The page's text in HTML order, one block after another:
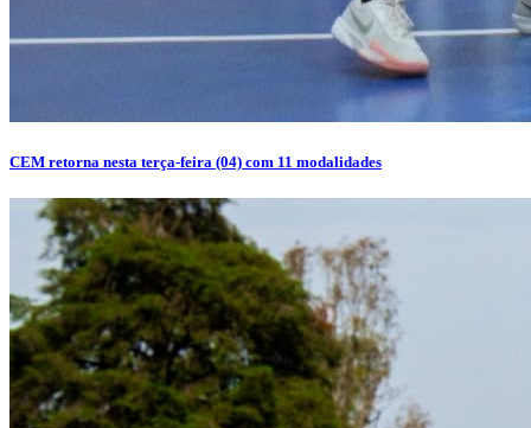
CEM retorna nesta terça-feira (04) com 11 modalidades